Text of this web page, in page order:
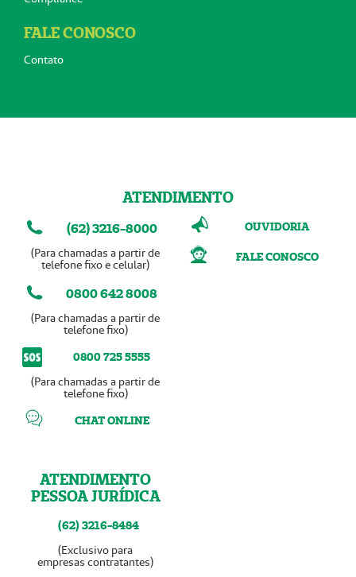
FALE CONOSCO
Contato
ATENDIMENTO
(62) 3216-8000
(Para chamadas a partir de
telefone fixo e celular)
0800 642 8008
(Para chamadas a partir de
telefone fixo)
0800 725 5555
(Para chamadas a partir de
telefone fixo)
CHAT ONLINE
ATENDIMENTO
PESSOA JURÍDICA
(62) 3216-8484
(Exclusivo para
empresas contratantes)
OUVIDORIA
FALE CONOSCO